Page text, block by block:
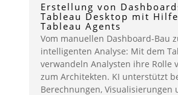
Erstellung von
Tableau Desktop mit
Tableau Agents
Vom manuellen Dashboard-Bau
intelligenten Analyse: Mit dem
verwandeln Analysten ihre Rolle
zum Architekten. KI unterstützt
Berechnungen, Visualisierungen